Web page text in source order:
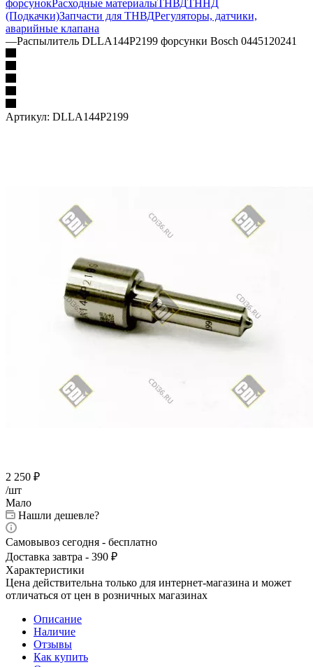
форсунокРасходные материалыТНВД ТННД
(Подкачки)Запчасти для ТНВДРегуляторы, датчики,
аварийные клапана
—Распылитель DLLA144P2199 форсунки Bosch 0445120241
Артикул: DLLA144P2199
2 250 ₽
/шт
Мало
Нашли дешевле?
Самовывоз сегодня - бесплатно
Доставка завтра - 390 ₽
Характеристики
Цена действительна только для интернет-магазина и может
отличаться от цен в розничных магазинах
Описание
Наличие
Отзывы
Как купить